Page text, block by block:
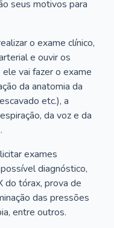
seus motivos para
o exame clínico,
e ouvir os
vai fazer o exame
da anatomia da
etc.), a
da voz e da
exames
diagnóstico,
do tórax, prova de
das pressões
entre outros.